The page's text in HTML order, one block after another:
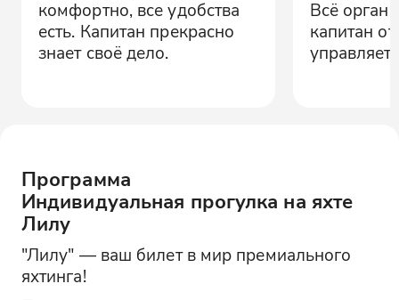
комфортно, все удобства
есть. Капитан прекрасно
знает своё дело.
Всё
капитан
Программа
Индивидуальная прогулка на яхте
Лилу
"Лилу" — ваш билет в мир премиального
яхтинга!